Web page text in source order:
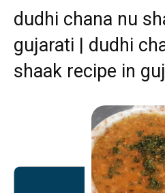
dudhi chana nu
gujarati | dudhi
shaak recipe in